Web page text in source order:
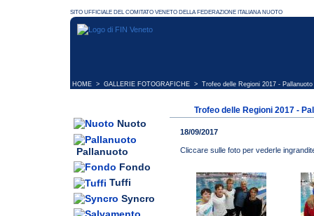
HOME > GALLERIE FOTOGRAFICHE > Trofeo delle Regioni 2017 - Pallanuoto
Nuoto
Pallanuoto
Fondo
Tuffi
Syncro
Trofeo delle Regioni 2017 -
18/09/2017
Cliccare sulle foto per vederle